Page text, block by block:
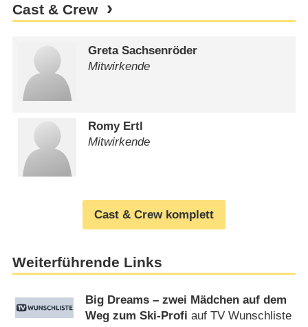
Cast & Crew
Greta Sachsenröder
Mitwirkende
Romy Ertl
Mitwirkende
Cast & Crew komplett
Weiterführende Links
Big Dreams – zwei Mädchen auf dem
Weg zum Ski-Profi auf TV Wunschliste